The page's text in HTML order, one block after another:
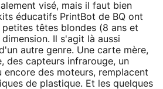
visé, mais il faut bien
éducatifs PrintBot de BQ ont
têtes blondes (8 ans et
Il s'agit là aussi
autre genre. Une carte mère,
des capteurs infrarouge, un
encore des moteurs, remplacent
de plastique. Et les quelques